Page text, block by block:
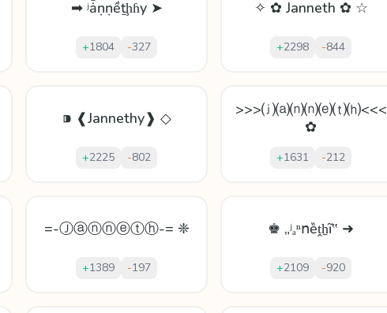
➡ ʲǡṇṇềṯḩɦy ➤
+1804 -327
✧ ✿ Janneth ✿ ☆
+2298 -844
⁍ ❰Jannethy❱ ◇
+2225 -802
>>>⒥⒜⒩⒩⒠⒯⒣<<<
✿
+1631 -212
=-Ⓙⓐⓝⓝⓔⓣⓗ-= ❈
+1389 -197
♚ „ʲₐⁿոȅṱẖĩ‟ ➜
+2109 -920